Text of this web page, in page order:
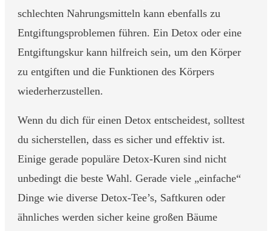
schlechten Nahrungsmitteln kann ebenfalls zu
Entgiftungsproblemen führen. Ein Detox oder eine
Entgiftungskur kann hilfreich sein, um den Körper
zu entgiften und die Funktionen des Körpers
wiederherzustellen.
Wenn du dich für einen Detox entscheidest, solltest
du sicherstellen, dass es sicher und effektiv ist.
Einige gerade populäre Detox-Kuren sind nicht
unbedingt die beste Wahl. Gerade viele „einfache“
Dinge wie diverse Detox-Tee’s, Saftkuren oder
ähnliches werden sicher keine großen Bäume